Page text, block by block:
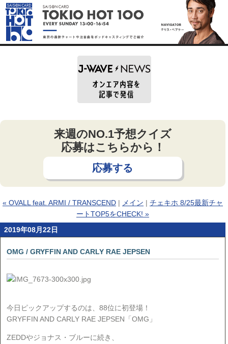
来週のNO.1予想クイズ
応募はこちらから！
応募する
« OVALL feat. ARMI / TRANSCEND | メイン | チェキホ 8/25最新チャ
ートTOP5をCHECK! »
2019年08月22日
OMG / GRYFFIN AND CARLY RAE JEPSEN
今日ピックアップするのは、88位に初登場！
GRYFFIN AND CARLY RAE JEPSEN「OMG」
ZEDDやジョナス・ブルーに続き、